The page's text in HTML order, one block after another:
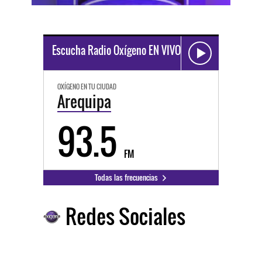
Escucha Radio Oxígeno EN VIVO
OXÍGENO EN TU CIUDAD
Arequipa
93.5 FM
Todas las frecuencias
Redes Sociales